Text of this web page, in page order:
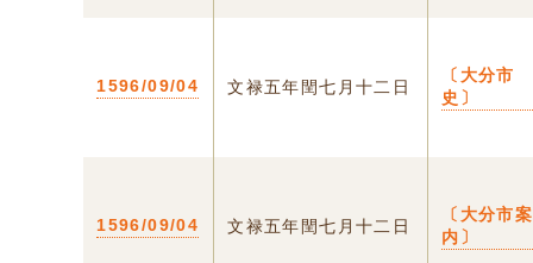
1596/09/04 文禄五年閏七月十二日
〔大分市
史〕
1596/09/04 文禄五年閏七月十二日
〔大分市案
内〕